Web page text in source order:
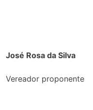
José Rosa da Silva
Vereador proponente